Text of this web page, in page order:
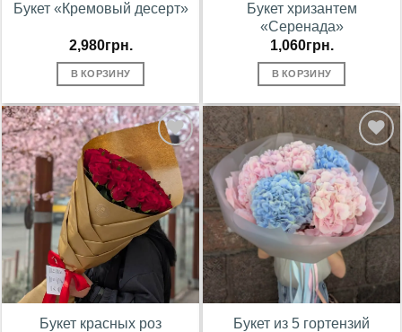
Букет «Кремовый десерт»
2,980грн.
В КОРЗИНУ
Букет хризантем
«Серенада»
1,060грн.
В КОРЗИНУ
В
избранное
Букет красных роз
избранное
Букет из 5 гортензий